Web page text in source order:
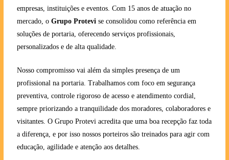
empresas, instituições e eventos. Com 15 anos de atuação no
mercado, o Grupo Protevise consolidou como referência em
soluções de portaria, oferecendo serviços profissionais,
personalizados e de alta qualidade.
Nosso compromisso vai além da simples presença de um
profissional na portaria. Trabalhamos com foco em segurança
preventiva, controle rigoroso de acesso e atendimento cordial,
sempre priorizando a tranquilidade dos moradores, colaboradores e
visitantes. O Grupo Protevi acredita que uma boa recepção faz toda
a diferença, e por isso nossos porteiros são treinados para agir com
educação, agilidade e atenção aos detalhes.